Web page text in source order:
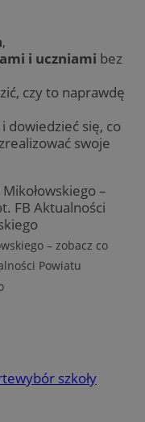
,
i uczniami bez
czy to naprawdę
i dowiedzieć się, co
swoje
– zobacz co
Powiatu
wybór szkoły